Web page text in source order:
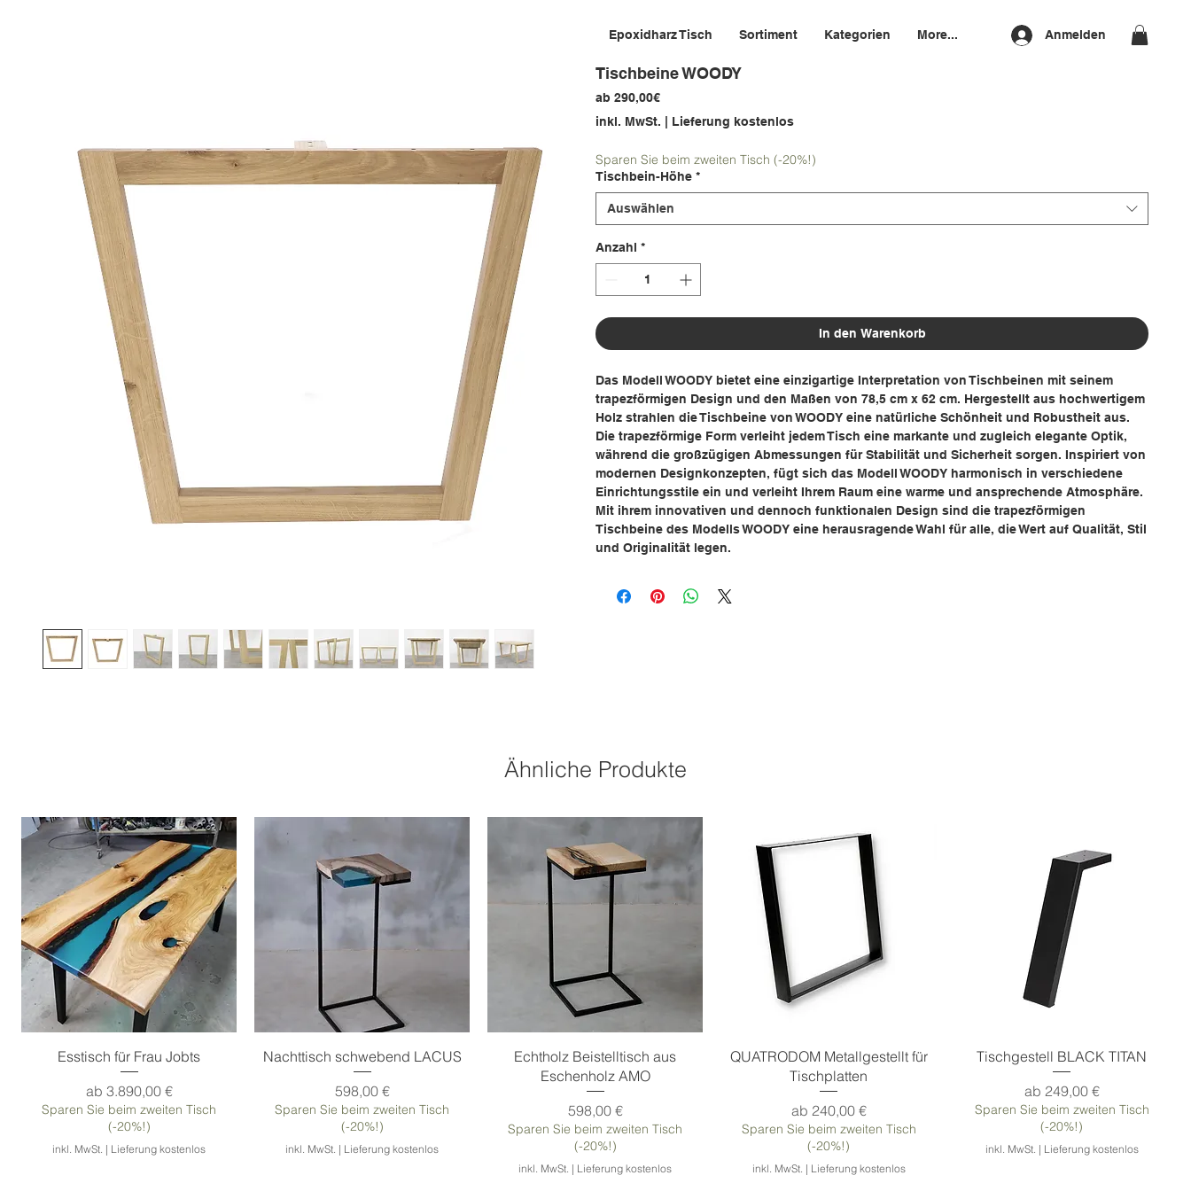
Epoxidharz Tisch Sortiment Kategorien More... Anmelden
Ähnliche Produkte
Esstisch für Frau Jobts
ab 3.890,00 €
Sale-Preis
Sparen Sie beim zweiten Tisch
(-20%!)
inkl. MwSt. | Lieferung kostenlos
Nachttisch schwebend LACUS
Preis
598,00 €
Sparen Sie beim zweiten Tisch
(-20%!)
inkl. MwSt. | Lieferung kostenlos
Echtholz Beistelltisch aus
Eschenholz AMO
Preis
598,00 €
Sparen Sie beim zweiten Tisch
(-20%!)
inkl. MwSt. | Lieferung kostenlos
QUATRODOM Metallgestellt für
Tischplatten
ab 240,00 €
Sale-Preis
Sparen Sie beim zweiten Tisch
(-20%!)
inkl. MwSt. | Lieferung kostenlos
Tischgestell BLACK TITAN
ab 249,00 €
Sale-Preis
Sparen Sie beim zweiten Tisch
(-20%!)
inkl. MwSt. | Lieferung kostenlos
Tischbeine WOODY
ab 290,00€Sale-
Preis
inkl. MwSt. Lieferung kostenlos
Sparen Sie beim zweiten Tisch (-20%!)
Tischbein-Höhe *
Auswählen
Anzahl *
In den Warenkorb
Das Modell WOODY bietet eine einzigartige Interpretation von Tischbeinen mit seinem
trapezförmigen Design und den Maßen von 78,5 cm x 62 cm. Hergestellt aus hochwertigem
Holz strahlen die Tischbeine von WOODY eine natürliche Schönheit und Robustheit aus.
Die trapezförmige Form verleiht jedem Tisch eine markante und zugleich elegante Optik,
während die großzügigen Abmessungen für Stabilität und Sicherheit sorgen. Inspiriert von
modernen Designkonzepten, fügt sich das Modell WOODY harmonisch in verschiedene
Einrichtungsstile ein und verleiht Ihrem Raum eine warme und ansprechende Atmosphäre.
Mit ihrem innovativen und dennoch funktionalen Design sind die trapezförmigen
Tischbeine des Modells WOODY eine herausragende Wahl für alle, die Wert auf Qualität, Stil
und Originalität legen.